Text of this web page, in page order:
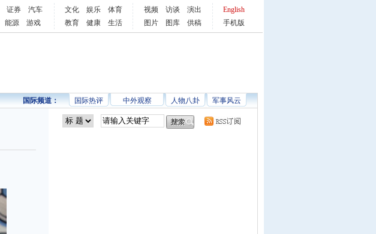
证券
汽车
能源 游戏
文化 娱乐
体育
教育
健康 生活
视频 访谈
演出
图片
图库 供稿
English
手机版
军事风云
人物八卦
中外观察
国际热评
国际频道：